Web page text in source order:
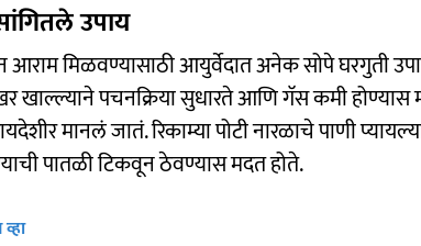
उपाय
आराम मिळवण्यासाठी आयुर्वेदात अनेक सोपे घरगुती
खाल्ल्याने पचनक्रिया सुधारते आणि गॅस कमी
मानलं जातं. रिकाम्या पोटी नारळाचे पाणी
पातळी टिकवून ठेवण्यास मदत होते.